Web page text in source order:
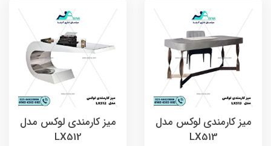
میز کارمندی لوکس مدل
LX513
میز کارمندی لوکس مدل
LX512